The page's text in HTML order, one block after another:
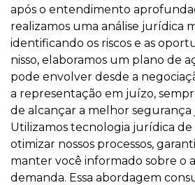
após o entendimento
realizamos uma análise jurídica
identificando os riscos e as
nisso, elaboramos um plano de
pode envolver desde a
a representação em juízo,
de alcançar a melhor segurança
Utilizamos tecnologia jurídica de
otimizar nossos processos,
manter você informado sobre o
demanda. Essa abordagem